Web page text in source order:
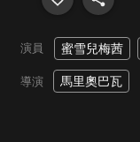
演員 蜜雪兒梅茜
導演 馬里奧巴瓦